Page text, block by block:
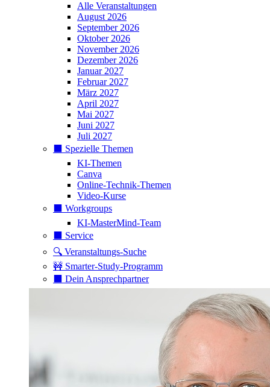
Alle Veranstaltungen
August 2026
September 2026
Oktober 2026
November 2026
Dezember 2026
Januar 2027
Februar 2027
März 2027
April 2027
Mai 2027
Juni 2027
Juli 2027
⬛️ Spezielle Themen
KI-Themen
Canva
Online-Technik-Themen
Video-Kurse
⬛️ Workgroups
KI-MasterMind-Team
⬛️ Service
🔍 Veranstaltungs-Suche
🚧 Smarter-Study-Programm
⬛️ Dein Ansprechpartner